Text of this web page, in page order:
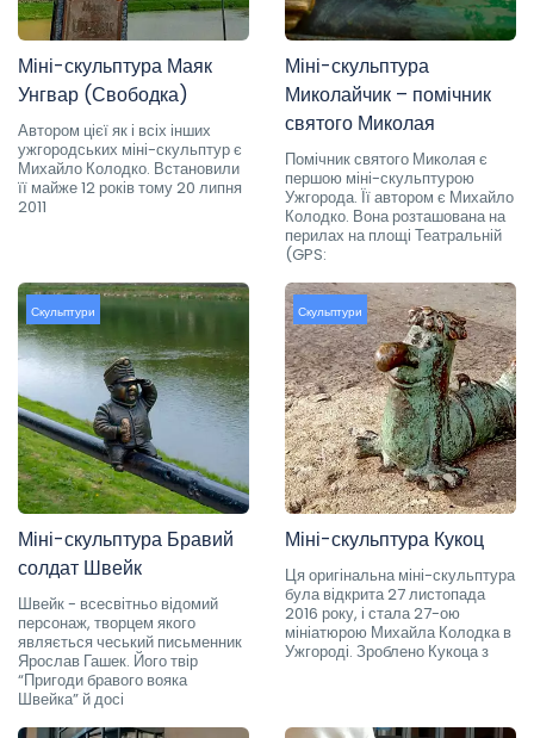
Міні-скульптура Маяк
Унгвар (Свободка)
Автором цієї як і всіх інших
ужгородських міні-скульптур є
Михайло Колодко. Встановили
її майже 12 років тому 20 липня
2011
Міні-скульптура
Миколайчик – помічник
святого Миколая
Помічник святого Миколая є
першою міні-скульптурою
Ужгорода. Її автором є Михайло
Колодко. Вона розташована на
перилах на площі Театральній
(GPS:
Скульптури
Міні-скульптура Бравий
солдат Швейк
Швейк - всесвітньо відомий
персонаж, творцем якого
являється чеський письменник
Ярослав Гашек. Його твір
“Пригоди бравого вояка
Швейка” й досі
Скульптури
Міні-скульптура Кукоц
Ця оригінальна міні-скульптура
була відкрита 27 листопада
2016 року, і стала 27-ою
мініатюрою Михайла Колодка в
Ужгороді. Зроблено Кукоца з